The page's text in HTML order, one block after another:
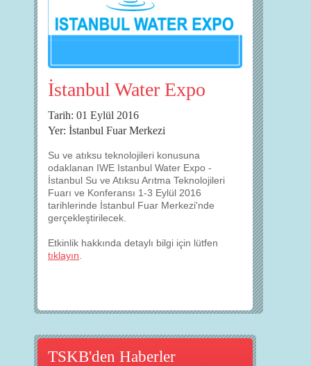
İstanbul Water Expo
Tarih: 01 Eylül 2016
Yer: İstanbul Fuar Merkezi
Su ve atıksu teknolojileri konusuna
odaklanan IWE Istanbul Water Expo -
İstanbul Su ve Atıksu Arıtma Teknolojileri
Fuarı ve Konferansı 1-3 Eylül 2016
tarihlerinde İstanbul Fuar Merkezi'nde
gerçekleştirilecek.
Etkinlik hakkında detaylı bilgi için lütfen
tıklayın
TSKB'den Haberler